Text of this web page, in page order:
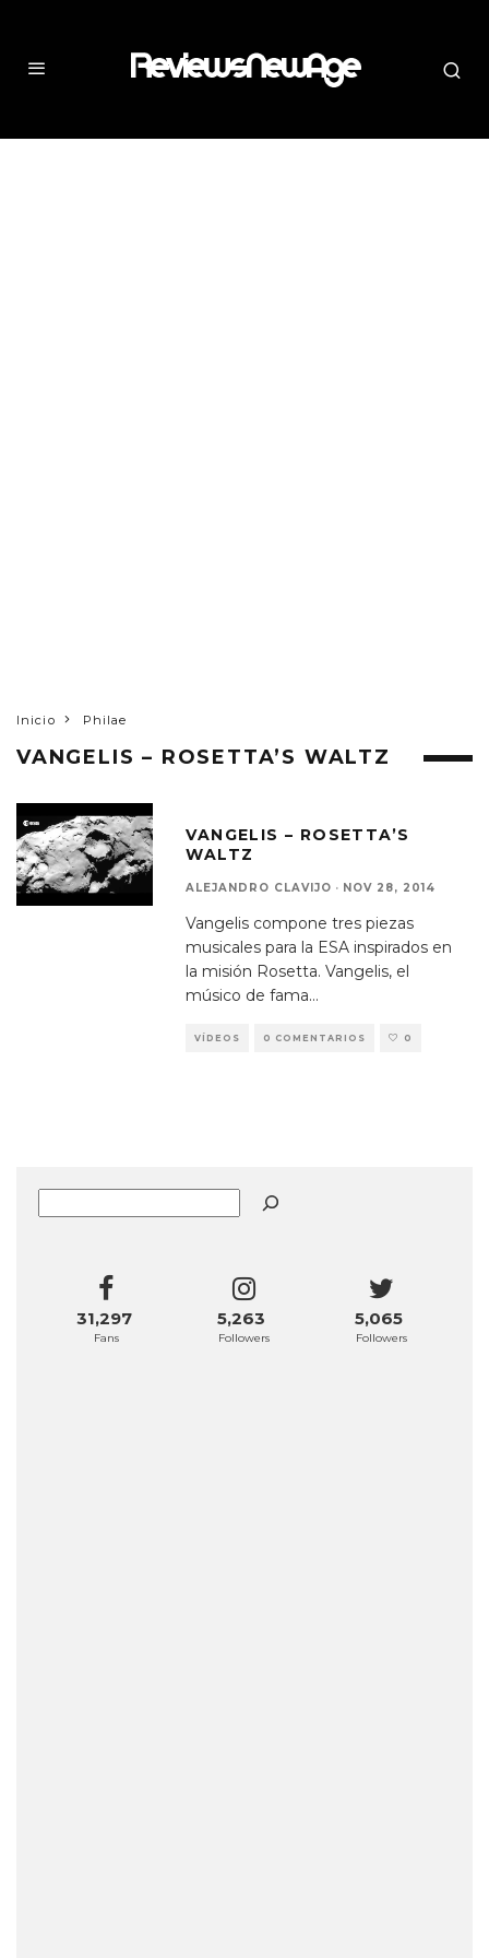
Inicio Philae
VANGELIS – ROSETTA’S WALTZ
VANGELIS – ROSETTA’S
WALTZ
ALEJANDRO CLAVIJO · NOV 28, 2014
Vangelis compone tres piezas
musicales para la ESA inspirados en
la misión Rosetta. Vangelis, el
músico de fama...
VÍDEOS 0 COMENTARIOS 0
31,297
Fans
5,263
Followers
5,065
Followers